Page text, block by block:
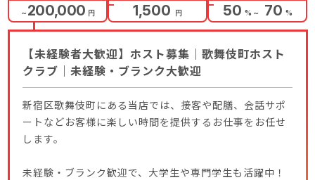
～200,000 円 1,500 円 50% ～ 70 %
【未経験者大歓迎】ホスト募集｜歌舞伎町ホスト
クラブ｜未経験・ブランク大歓迎
新宿区歌舞伎町にある当店では、接客や配膳、会話サポ
ートなどお客様に楽しい時間を提供するお仕事をお任せ
します。
未経験・ブランク歓迎で、大学生や専門学生も活躍中！